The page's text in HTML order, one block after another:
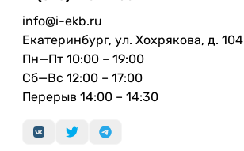
info@i-ekb.ru
Екатеринбург, ул. Хохрякова, д. 104
Пн—Пт 10:00 – 19:00
Сб—Вс 12:00 – 17:00
Перерыв 14:00 – 14:30